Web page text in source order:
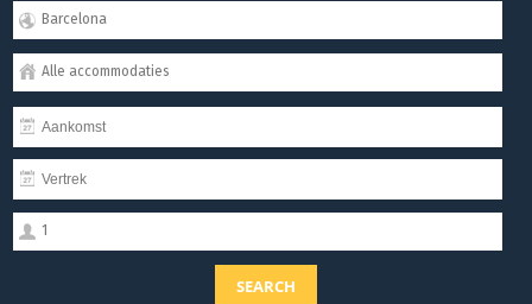
Barcelona
Alle accommodaties
1
SEARCH